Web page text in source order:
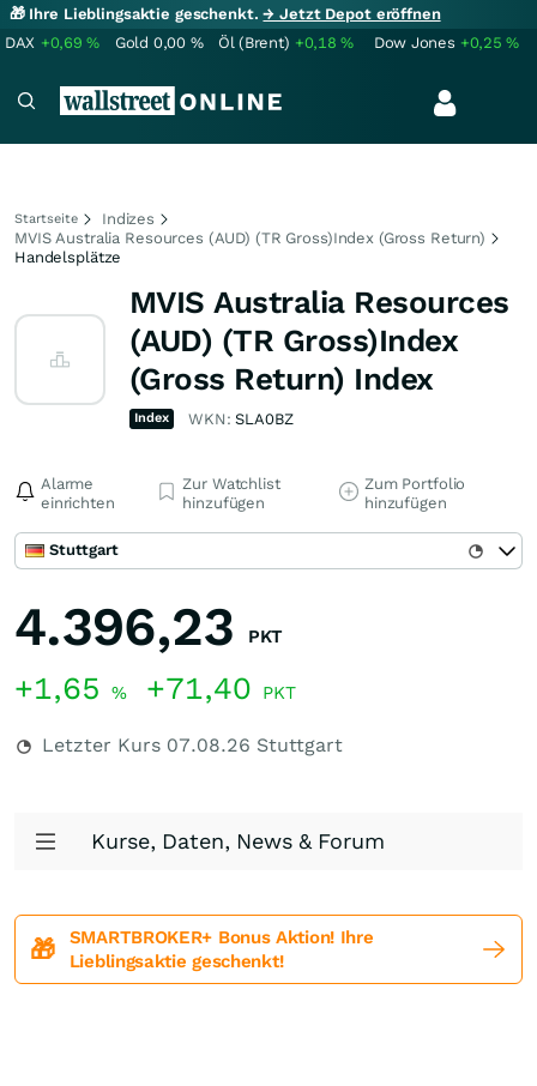
🎁 Ihre Lieblingsaktie geschenkt.→ Jetzt Depot eröffnen
DAX +0,69% Gold 0,00 % Öl (Brent) +0,18% Dow Jones +0,25%
Startseite
Indizes
MVIS Australia Resources (AUD) (TR Gross)Index (Gross Return)
Handelsplätze
MVIS Australia Resources
(AUD) (TR Gross)Index
(Gross Return) Index
Index WKN:SLA0BZ
Alarme
einrichten
Zur Watchlist
hinzufügen
Zum Portfolio
hinzufügen
Stuttgart
4.396,23 PKT
+1,65 % +71,40 PKT
Letzter Kurs 07.08.26 Stuttgart
Kurse, Daten, News & Forum
🎁
SMARTBROKER+ Bonus Aktion! Ihre
Lieblingsaktie geschenkt!